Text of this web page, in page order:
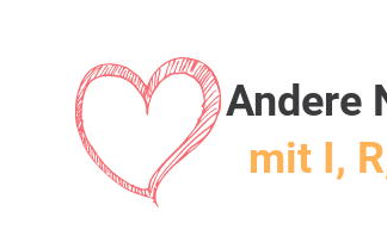
Andere
mit I,